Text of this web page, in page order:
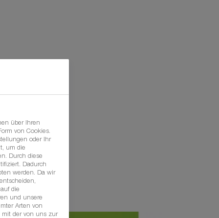
über Ihren
von Cookies.
oder Ihr
um die
Durch diese
Dadurch
werden. Da wir
die
und unsere
Arten von
der von uns zur